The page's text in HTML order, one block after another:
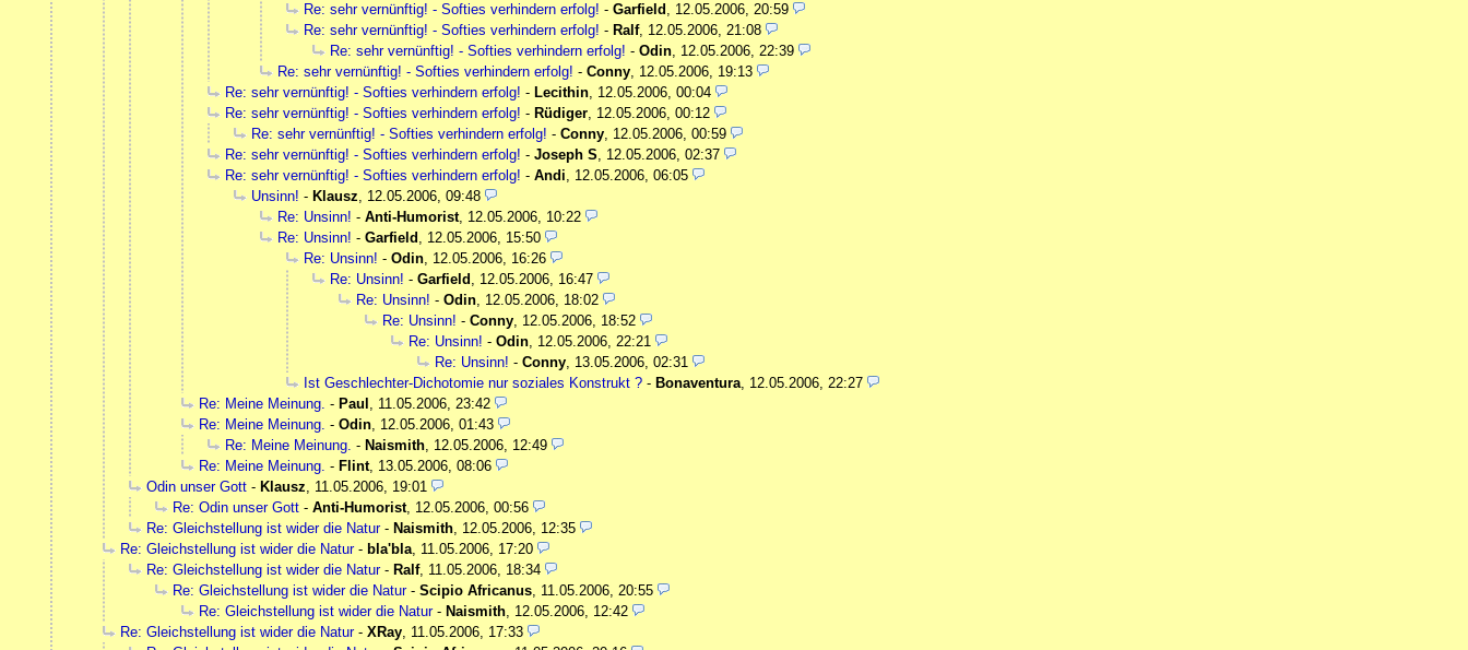
Re: sehr vernünftig! - Softies verhindern erfolg! - Garfield , 12.05.2006, 20:59
Re: sehr vernünftig! - Softies verhindern erfolg! - Ralf, 12.05.2006, 21:08
Re: sehr vernünftig! - Softies verhindern erfolg! - Odin, 12.05.2006, 22:39
Re: sehr vernünftig! - Softies verhindern erfolg! - Conny, 12.05.2006, 19:13
Re: sehr vernünftig! - Softies verhindern erfolg! - Lecithin, 12.05.2006, 00:04
Re: sehr vernünftig! - Softies verhindern erfolg! - Rüdiger, 12.05.2006, 00:12
Re: sehr vernünftig! - Softies verhindern erfolg! - Conny, 12.05.2006, 00:59
Re: sehr vernünftig! - Softies verhindern erfolg! - Joseph S, 12.05.2006, 02:37
Re: sehr vernünftig! - Softies verhindern erfolg! - Andi, 12.05.2006, 06:05
Unsinn! - Klausz, 12.05.2006, 09:48
Re: Unsinn! - Anti-Humorist, 12.05.2006, 10:22
Re: Unsinn! - Garfield , 12.05.2006, 15:50
Re: Unsinn! - Odin, 12.05.2006, 16:26
Re: Unsinn! - Garfield , 12.05.2006, 16:47
Re: Unsinn! - Odin, 12.05.2006, 18:02
Re: Unsinn! - Conny, 12.05.2006, 18:52
Re: Unsinn! - Odin, 12.05.2006, 22:21
Re: Unsinn! - Conny, 13.05.2006, 02:31
Ist Geschlechter-Dichotomie nur soziales Konstrukt ? - Bonaventura, 12.05.2006, 22:27
Re: Meine Meinung. - Paul , 11.05.2006, 23:42
Re: Meine Meinung. - Odin, 12.05.2006, 01:43
Re: Meine Meinung. - Naismith, 12.05.2006, 12:49
Re: Meine Meinung. - Flint, 13.05.2006, 08:06
Odin unser Gott - Klausz, 11.05.2006, 19:01
Re: Odin unser Gott - Anti-Humorist, 12.05.2006, 00:56
Re: Gleichstellung ist wider die Natur- Naismith, 12.05.2006, 12:35
Re: Gleichstellung ist wider die Natur- bla'bla, 11.05.2006, 17:20
Re: Gleichstellung ist wider die Natur- Ralf, 11.05.2006, 18:34
Re: Gleichstellung ist wider die Natur- Scipio Africanus, 11.05.2006, 20:55
Re: Gleichstellung ist wider die Natur- Naismith, 12.05.2006, 12:42
Re: Gleichstellung ist wider die Natur- XRay, 11.05.2006, 17:33